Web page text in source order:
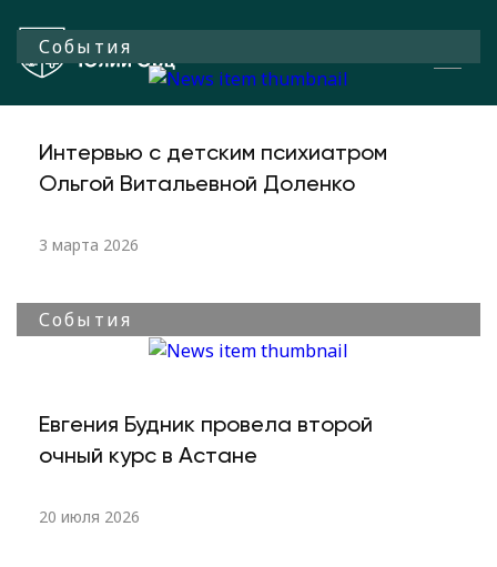
События
Интервью с детским психиатром
Ольгой Витальевной Доленко
3 марта 2026
События
Евгения Будник провела второй
очный курс в Астане
20 июля 2026